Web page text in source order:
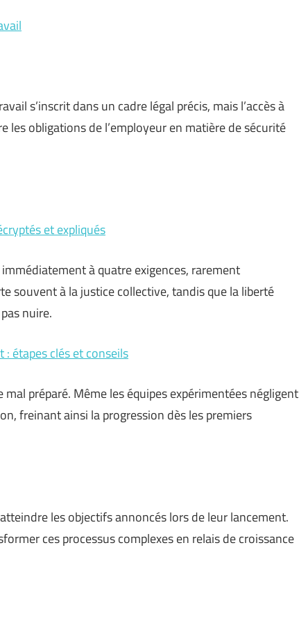
s’inscrit dans un cadre légal précis, mais l’accès à
les obligations de l’employeur en matière de sécurité
et expliqués
à quatre exigences, rarement
souvent à la justice collective, tandis que la liberté
nuire.
étapes clés et conseils
préparé. Même les équipes expérimentées négligent
freinant ainsi la progression dès les premiers
les objectifs annoncés lors de leur lancement.
ces processus complexes en relais de croissance